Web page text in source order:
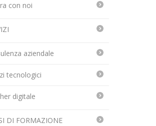
con noi
aziendale
tecnologici
digitale
DI FORMAZIONE